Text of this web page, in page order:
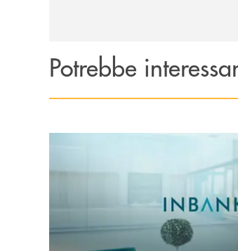
Potrebbe